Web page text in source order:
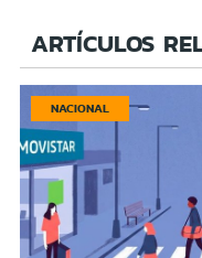
ARTÍCULOS
NACIONAL